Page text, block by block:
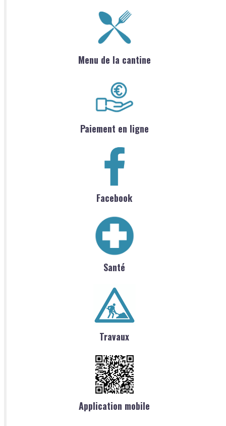
Menu de la cantine
Paiement en ligne
Facebook
Santé
Travaux
Application mobile